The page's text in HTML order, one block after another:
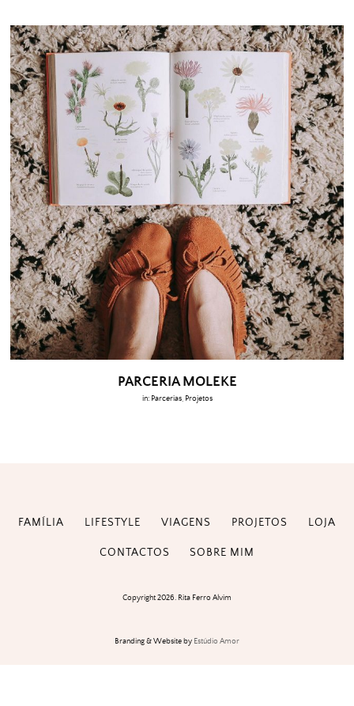
PARCERIA MOLEKE
in: Parcerias, Projetos
FAMÍLIA LIFESTYLE VIAGENS PROJETOS LOJA
CONTACTOS SOBRE MIM
Copyright 2026. Rita Ferro Alvim
Branding & Website by Estúdio Amor